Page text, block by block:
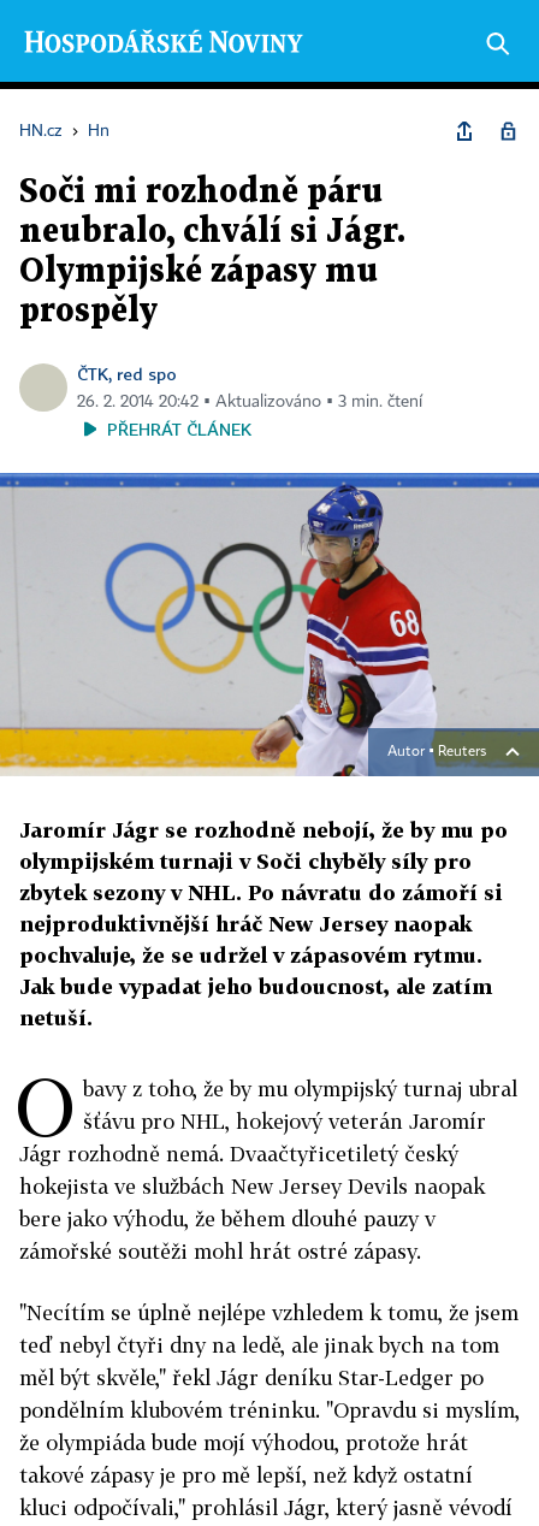
HN.cz › Hn
Soči mi rozhodně páru
neubralo, chválí si Jágr.
Olympijské zápasy mu
prospěly
ČTK, red spo
26. 2. 2014 20:42 ▪ Aktualizováno ▪ 3 min. čtení
PŘEHRÁT ČLÁNEK
Autor ▪ Reuters
Jaromír Jágr se rozhodně nebojí, že by mu po
olympijském turnaji v Soči chyběly síly pro
zbytek sezony v NHL. Po návratu do zámoří si
nejproduktivnější hráč New Jersey naopak
pochvaluje, že se udržel v zápasovém rytmu.
Jak bude vypadat jeho budoucnost, ale zatím
netuší.
O bavy z toho, že by mu olympijský turnaj ubral
šťávu pro NHL, hokejový veterán Jaromír
Jágr rozhodně nemá. Dvaačtyřicetiletý český
hokejista ve službách New Jersey Devils naopak
bere jako výhodu, že během dlouhé pauzy v
zámořské soutěži mohl hrát ostré zápasy.
"Necítím se úplně nejlépe vzhledem k tomu, že jsem
teď nebyl čtyři dny na ledě, ale jinak bych na tom
měl být skvěle," řekl Jágr deníku Star-Ledger po
pondělním klubovém tréninku. "Opravdu si myslím,
že olympiáda bude mojí výhodou, protože hrát
takové zápasy je pro mě lepší, než když ostatní
kluci odpočívali," prohlásil Jágr, který jasně vévodí